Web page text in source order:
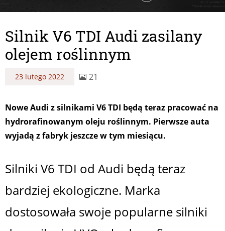
Silnik V6 TDI Audi zasilany
olejem roślinnym
23 lutego 2022 21
Nowe Audi z silnikami V6 TDI będą teraz pracować na
hydrorafinowanym oleju roślinnym. Pierwsze auta
wyjadą z fabryk jeszcze w tym miesiącu.
Silniki V6 TDI od Audi będą teraz
bardziej ekologiczne. Marka
dostosowała swoje popularne silniki